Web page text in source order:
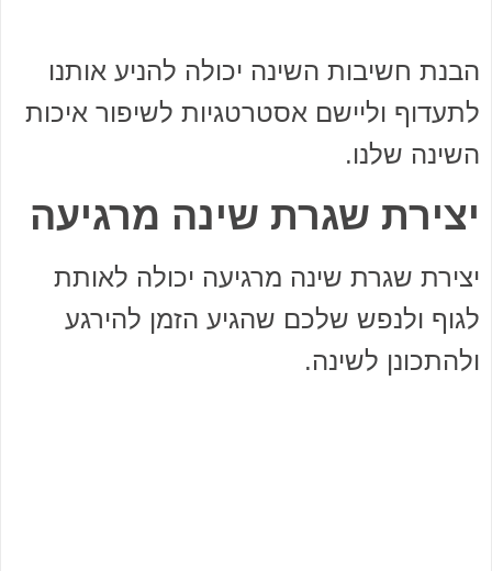
הבנת חשיבות השינה יכולה להניע אותנו
לתעדוף וליישם אסטרטגיות לשיפור איכות
השינה שלנו.
יצירת שגרת שינה מרגיעה
יצירת שגרת שינה מרגיעה יכולה לאותת
לגוף ולנפש שלכם שהגיע הזמן להירגע
ולהתכונן לשינה.